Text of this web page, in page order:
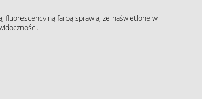
farbą sprawia, że naświetlone w